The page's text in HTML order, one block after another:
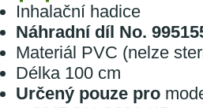
Inhalační hadice
Náhradní díl No.
Materiál PVC (nelze
Délka 100 cm
Určený pouze pro